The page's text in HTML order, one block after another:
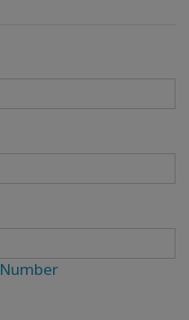
Number